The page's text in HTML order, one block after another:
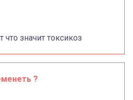
значит токсикоз
?